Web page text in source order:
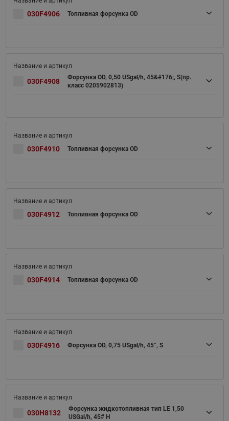
030F4906 Топливная форсунка OD
030F4908
Форсунка OD, 0,50 USgal/h, 45&#176;, S(пр.
класс 0205902813)
030F4910 Топливная форсунка OD
030F4912 Топливная форсунка OD
030F4914 Топливная форсунка OD
030F4916 Форсунка OD, 0,75 USgal/h, 45°, S
030H8132
Форсунка жидкотопливная тип LE 1,50
USGal/h, 45# H